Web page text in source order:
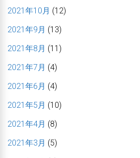
2021年10月 (12)
2021年9月 (13)
2021年8月 (11)
2021年7月 (4)
2021年6月 (4)
2021年5月 (10)
2021年4月 (8)
2021年3月 (5)